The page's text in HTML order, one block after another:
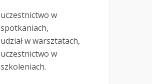
uczestnictwo w
spotkaniach,
udział w warsztatach,
uczestnictwo w
szkoleniach.